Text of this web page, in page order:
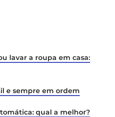
lavar a roupa em casa:
e sempre em ordem
qual a melhor?